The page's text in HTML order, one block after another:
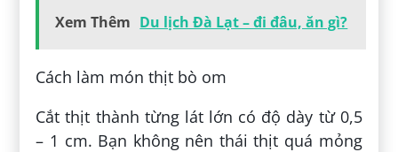
Xem Thêm Du lịch Đà Lạt – đi đâu, ăn gì?
Cách làm món thịt bò om
Cắt thịt thành từng lát lớn có độ dày từ 0,5
– 1 cm. Bạn không nên thái thịt quá mỏng